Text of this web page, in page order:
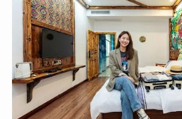
이탈리아
스위스
스페인